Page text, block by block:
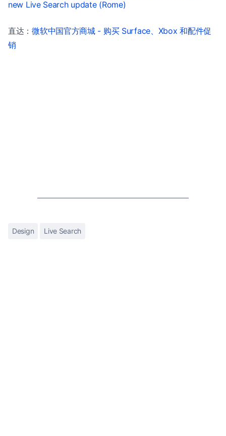
new Live Search update (Rome)
直达：微软中国官方商城 - 购买 Surface、Xbox 和配件促
销
Design Live Search